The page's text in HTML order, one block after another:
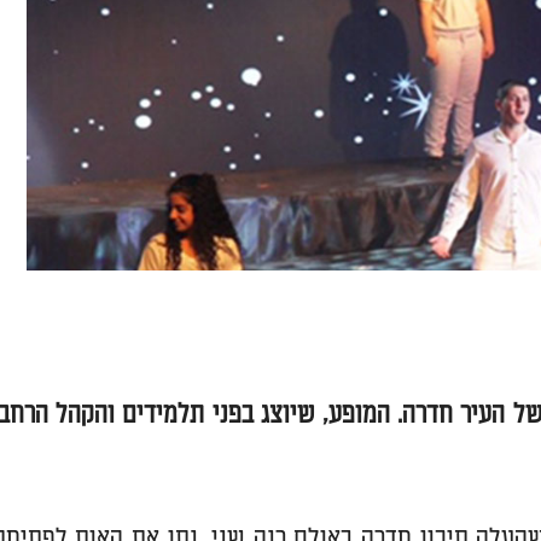
העיר חדרה. המופע, שיוצג בפני תלמידים והקהל